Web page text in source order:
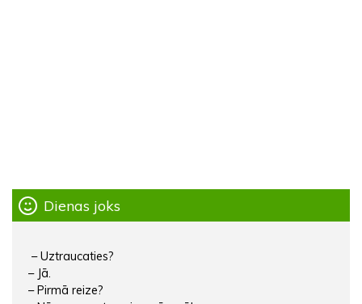
Dienas joks
– Uztraucaties?
– Jā.
– Pirmā reize?